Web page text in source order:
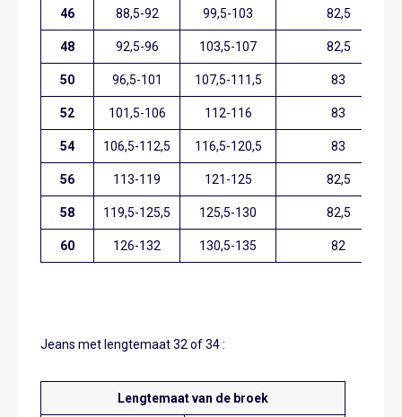
46 88,5-92 99,5-103 82,5
48 92,5-96 103,5-107 82,5
50 96,5-101 107,5-111,5 83
52 101,5-106 112-116 83
54 106,5-112,5 116,5-120,5 83
56 113-119 121-125 82,5
58 119,5-125,5 125,5-130 82,5
60 126-132 130,5-135 82
Jeans met lengtemaat 32 of 34 :
Lengtemaat van de broek